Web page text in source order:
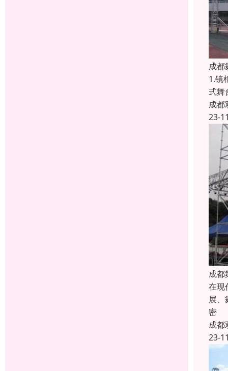
成都
1.镜
式舞
成都
23-
成都
在现
展、
密
成都
23-